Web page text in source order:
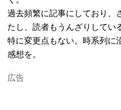
過去頻繁に記事にしており、
たし、読者もうんざりしてい
特に変更点もない。時系列に
感想を。
広告